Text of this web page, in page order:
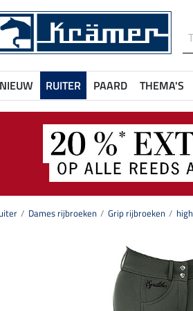
NIEUW RUITER PAARD THEMA'S
Dames rijbroeken Grip rijbroeken